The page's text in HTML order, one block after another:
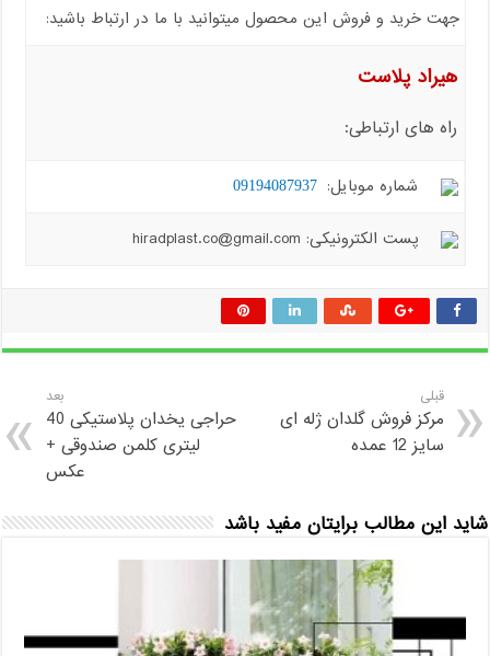
جهت خرید و فروش این محصول میتوانید با ما در ارتباط باشید:
هیراد پلاست
راه های ارتباطی:
شماره موبایل: 09194087937
پست الکترونیکی: hiradplast.co@gmail.com
قبلی
مرکز فروش گلدان ژله ای
سایز 12 عمده
بعد
حراجی یخدان پلاستیکی 40
لیتری کلمن صندوقی +
عکس
شاید این مطالب برایتان مفید باشد